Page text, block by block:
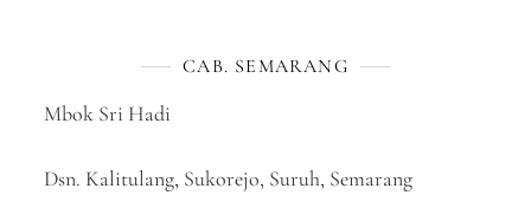
CAB. SEMARANG
Mbok Sri Hadi
Dsn. Kalitulang, Sukorejo, Suruh, Semarang